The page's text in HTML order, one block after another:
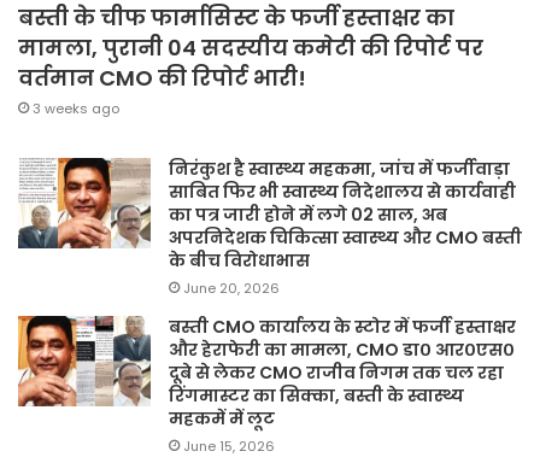
बस्ती के चीफ फार्मासिस्ट के फर्जी हस्ताक्षर का
मामला, पुरानी 04 सदस्यीय कमेटी की रिपोर्ट पर
वर्तमान CMO की रिपोर्ट भारी!
3 weeks ago
निरंकुश है स्वास्थ्य महकमा, जांच में फर्जीवाड़ा
साबित फिर भी स्वास्थ्य निदेशालय से कार्यवाही
का पत्र जारी होने में लगे 02 साल, अब
अपरनिदेशक चिकित्सा स्वास्थ्य और CMO बस्ती
के बीच विरोधाभास
June 20, 2026
बस्ती CMO कार्यालय के स्टोर में फर्जी हस्ताक्षर
और हेराफेरी का मामला, CMO डा० आर०एस०
दूबे से लेकर CMO राजीव निगम तक चल रहा
रिंगमास्टर का सिक्का, बस्ती के स्वास्थ्य
महकमें में लूट
June 15, 2026